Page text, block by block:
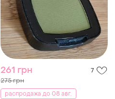
261 грн 7
275 грн
распродажа до 08 авг.